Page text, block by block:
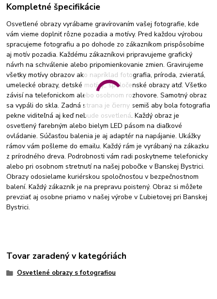
Kompletné špecifikácie
Osvetlené obrazy vyrábame gravírovaním vašej fotografie, kde
vám vieme doplniť rôzne pozadia a motívy. Pred každou výrobou
spracujeme fotografiu a po dohode zo zákazníkom prispôsobíme
aj motív pozadia. Každému zákazníkovi pripravujeme grafický
návrh na schválenie alebo pripomienkovanie zmien. Gravirujeme
všetky motívy obrazov ako napríklad fotografia, príroda, zvieratá,
umelecké obrazy, detské motívy,, spoločenské obrazy atď. Všetko
závisí na telefonickom alebo osobnom rozhovore. Samotný obraz
sa vypáli do skla. Zadná strana je čierny semiš aby bola fotografia
pekne viditeľná aj keď nebude osvetlená. Každý obraz je
osvetlený farebným alebo bielym LED pásom na diaľkové
ovládanie. Súčasťou balenia je aj adaptér na napájanie. Ukážky
rámov vám pošleme do emailu. Každý rám je vyrábaný na zákazku
z prírodného dreva. Podrobnosti vám radi poskytneme telefonicky
alebo pri osobnom stretnutí na našej pobočke v Banskej Bystrici.
Obrazy odosielame kuriérskou spoločnosťou v bezpečnostnom
balení. Každý zákazník je na prepravu poistený. Obraz si môžete
prevziať aj osobne priamo v našej výrobe v Ľubietovej pri Banskej
Bystrici.
Tovar zaradený v kategóriách
Osvetlené obrazy s fotografiou